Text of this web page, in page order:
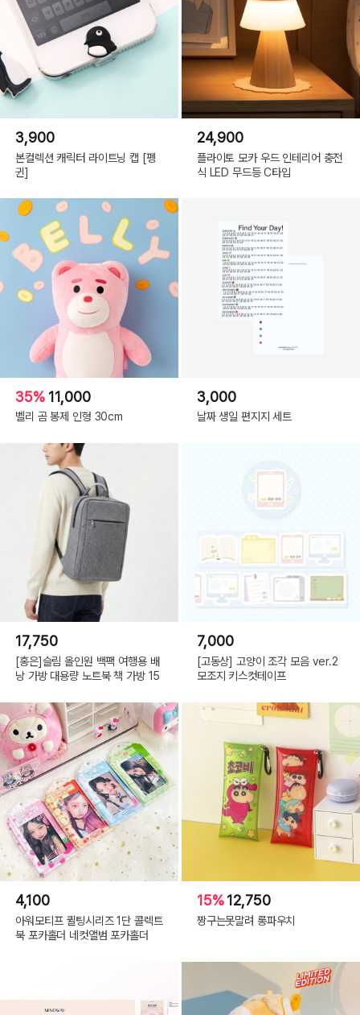
3,900
본컬렉션 캐릭터 라이트닝 캡 [펭
귄]
24,900
플라이토 모카 우드 인테리어 충전
식 LED 무드등 C타입
35% 11,000
벨리 곰 봉제 인형 30cm
3,000
날짜 생일 편지지 세트
17,750
[홍은]슬림 올인원 백팩 여행용 배
낭 가방 대용량 노트북 책 가방 15
7,000
[고동상] 고양이 조각 모음 ver.2
모조지 키스컷테이프
4,100
아워모티프 퀼팅시리즈 1단 콜렉트
북 포카홀더 네컷앨범 포카홀더
15%12,750
짱구는못말려 롱파우치